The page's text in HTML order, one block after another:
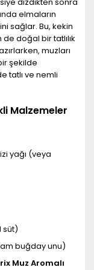
elmaların
sağlar. Bu, kekin
doğal bir tatlılık
muzları
şekilde
tatlı ve nemli
Malzemeler
yağı (veya
süt)
buğday unu)
Muz Aromalı